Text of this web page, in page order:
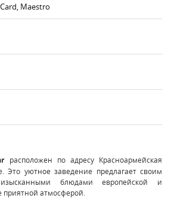
Maestro
расположен по адресу Красноармейская
Это уютное заведение предлагает своим
изысканными блюдами европейской и
приятной атмосферой.